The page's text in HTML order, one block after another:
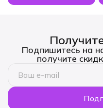
Подпишитесь на
получите